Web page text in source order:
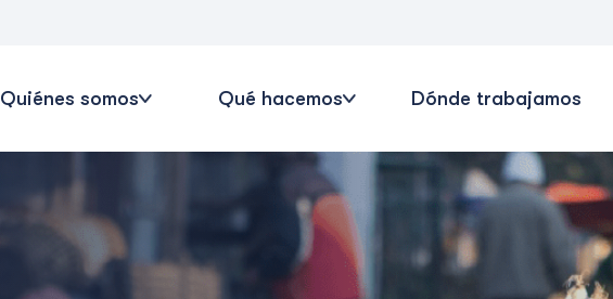
Quiénes somos Qué hacemos Dónde trabajamos